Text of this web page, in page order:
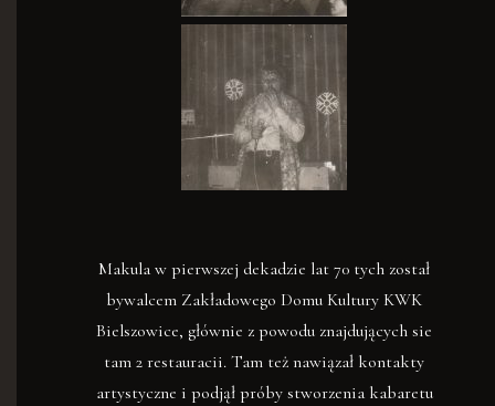
Makula w pierwszej dekadzie lat 70 tych został
bywalcem Zakładowego Domu Kultury KWK
Bielszowice, głównie z powodu znajdujących sie
tam 2 restauracii. Tam też nawiązał kontakty
artystyczne i podjął próby stworzenia kabaretu